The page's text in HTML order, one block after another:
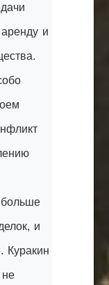
и
больше
и
Куракин
не